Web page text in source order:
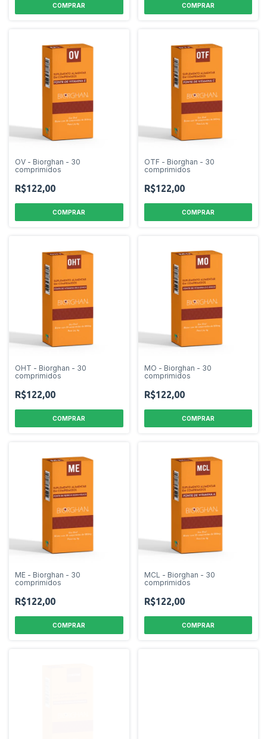
OV - Biorghan - 30
comprimidos
R$122,00
OTF - Biorghan - 30
comprimidos
R$122,00
OHT - Biorghan - 30
comprimidos
R$122,00
MO - Biorghan - 30
comprimidos
R$122,00
ME - Biorghan - 30
comprimidos
R$122,00
MCL - Biorghan - 30
comprimidos
R$122,00